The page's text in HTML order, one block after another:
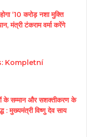
‘10 करोड़ नशा मुक्ति
मंत्री टंकराम वर्मा करेंगे
Kompletní
के सम्मान और सशक्तीकरण के
: मुख्यमंत्री विष्णु देव साय